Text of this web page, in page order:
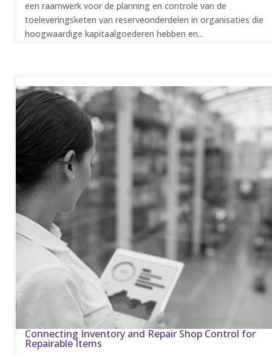
een raamwerk voor de planning en controle van de
toeleveringsketen van reserveonderdelen in organisaties die
hoogwaardige kapitaalgoederen hebben en...
Connecting Inventory and Repair Shop Control for
Repairable Items